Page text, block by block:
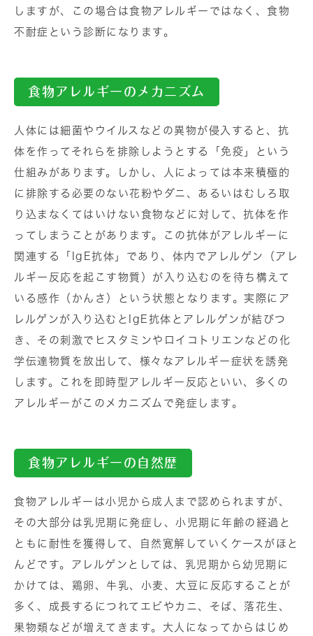
しますが、この場合は食物アレルギーではなく、食物
不耐症という診断になります。
食物アレルギーのメカニズム
人体には細菌やウイルスなどの異物が侵入すると、抗
体を作ってそれらを排除しようとする「免疫」という
仕組みがあります。しかし、人によっては本来積極的
に排除する必要のない花粉やダニ、あるいはむしろ取
り込まなくてはいけない食物などに対して、抗体を作
ってしまうことがあります。この抗体がアレルギーに
関連する「IgE抗体」であり、体内でアレルゲン（アレ
ルギー反応を起こす物質）が入り込むのを待ち構えて
いる感作（かんさ）という状態となります。実際にア
レルゲンが入り込むとIgE抗体とアレルゲンが結びつ
き、その刺激でヒスタミンやロイコトリエンなどの化
学伝達物質を放出して、様々なアレルギー症状を誘発
します。これを即時型アレルギー反応といい、多くの
アレルギーがこのメカニズムで発症します。
食物アレルギーの自然歴
食物アレルギーは小児から成人まで認められますが、
その大部分は乳児期に発症し、小児期に年齢の経過と
ともに耐性を獲得して、自然寛解していくケースがほと
んどです。アレルゲンとしては、乳児期から幼児期に
かけては、鶏卵、牛乳、小麦、大豆に反応することが
多く、成長するにつれてエビやカニ、そば、落花生、
果物類などが増えてきます。大人になってからはじめ